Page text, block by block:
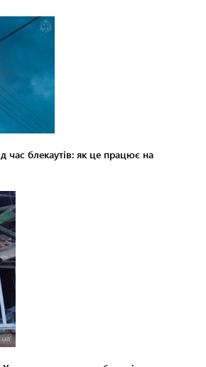
час блекаутів: як це працює на